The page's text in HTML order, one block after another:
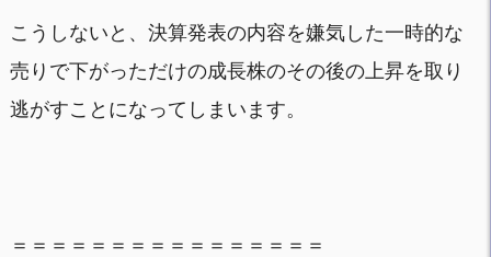
こうしないと、決算発表の内容を嫌気した一時的な
売りで下がっただけの成長株のその後の上昇を取り
逃がすことになってしまいます。
＝＝＝＝＝＝＝＝＝＝＝＝＝＝＝＝